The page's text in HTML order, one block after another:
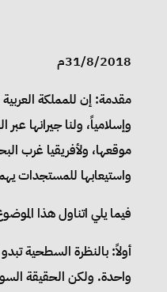
31/8/2018م
مقدمة: إن للمملكة العربية
وإسلامياً، ولنا جيرانها عبر
موقعها، ولأفريقيا غرب
واستيعابها للمستجدات
فيما يلي اتناول هذا
أولاً: بالنظرة السطحية تبدو
واحدة. ولكن الحقيقة